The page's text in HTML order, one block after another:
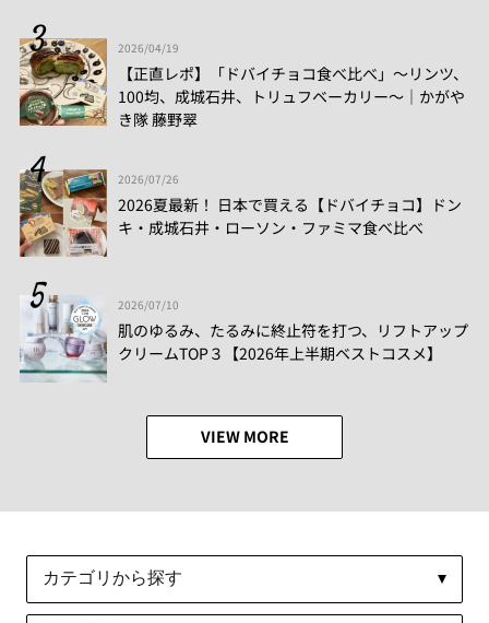
2026/04/19
【正直レポ】「ドバイチョコ食べ比べ」～リンツ、
100均、成城石井、トリュフベーカリー～｜かがや
き隊 藤野翠
2026/07/26
2026夏最新！ 日本で買える【ドバイチョコ】ドン
キ・成城石井・ローソン・ファミマ食べ比べ
2026/07/10
肌のゆるみ、たるみに終止符を打つ、リフトアップ
クリームTOP３【2026年上半期ベストコスメ】
VIEW MORE